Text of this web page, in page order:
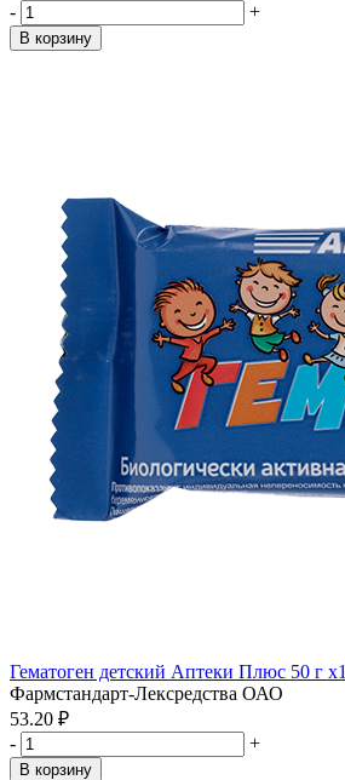
-
+
В корзину
Гематоген детский Аптеки Плюс 50 г x1
Фармстандарт-Лексредства ОАО
53.20 ₽
-
+
В корзину